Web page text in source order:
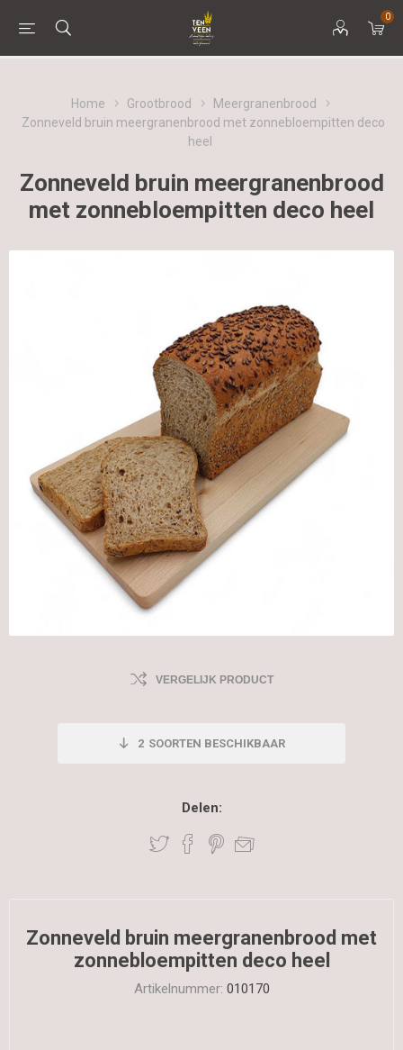
0
Home Grootbrood
Meergranenbrood
Zonneveld bruin meergranenbrood met zonnebloempitten deco
heel
Zonneveld bruin meergranenbrood
met zonnebloempitten deco heel
VERGELIJK PRODUCT
2 SOORTEN BESCHIKBAAR
Delen:
Zonneveld bruin meergranenbrood met
zonnebloempitten deco heel
Artikelnummer: 010170